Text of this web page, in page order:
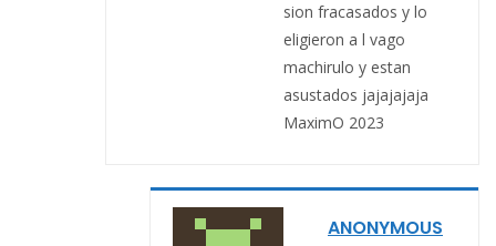
sion fracasados y lo
eligieron a l vago
machirulo y estan
asustados jajajajaja
MaximO 2023
ANONYMOUS